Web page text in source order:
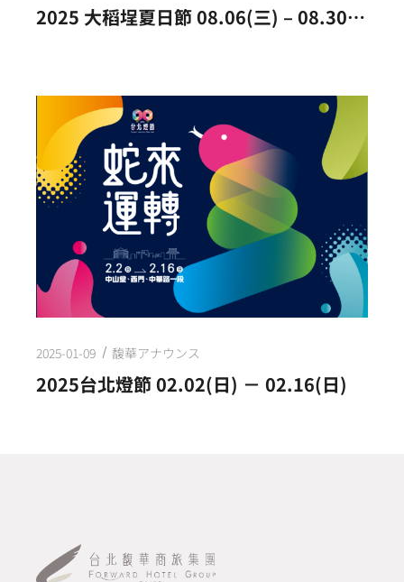
2025 大稻埕夏日節 08.06(三) – 08.30(六)
2025-01-09 馥華アナウンス
2025台北燈節 02.02(日) － 02.16(日)